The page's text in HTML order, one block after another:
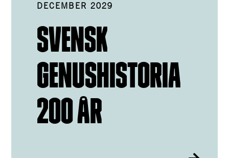
DECEMBER 2029
SVENSK
GENUSHISTORIA
200 ÅR